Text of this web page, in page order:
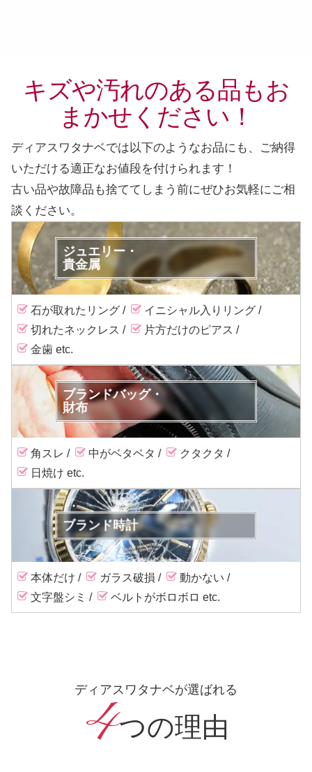
キズや汚れのある品もお
まかせください！
ディアスワタナベでは以下のようなお品にも、ご納得
いただける適正なお値段を付けられます！
古い品や故障品も捨ててしまう前にぜひお気軽にご相
談ください。
ジュエリー・
貴金属
石が取れたリング
イニシャル入りリング
切れたネックレス
片方だけのピアス
金歯
ブランドバッグ・
財布
角スレ 中がベタベタ
クタクタ
日焼け
ブランド時計
本体だけ ガラス破損
動かない
文字盤シミ
ベルトがボロボロ
ディアスワタナベが選ばれる
4つの理由